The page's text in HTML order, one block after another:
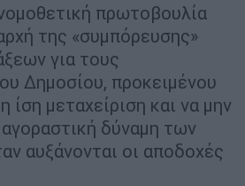
πρωτοβουλία
της «συμπόρευσης»
για τους
Δημοσίου, προκειμένου
ίση μεταχείριση και να μην
δύναμη των
αυξάνονται οι αποδοχές